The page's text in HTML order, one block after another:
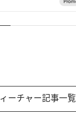
ーチャー記事一覧